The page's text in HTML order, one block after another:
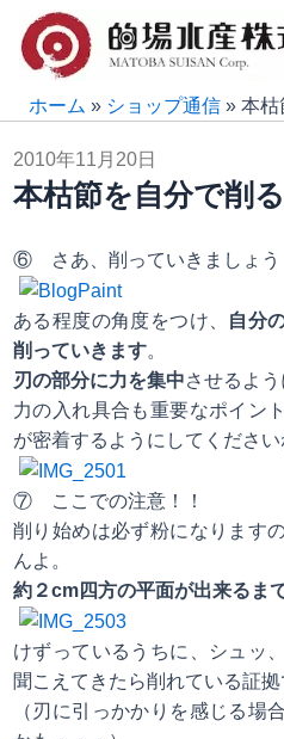
ッ
プ
ホーム » ショップ通信 » 本枯
2010年11月20日
本枯節を自分で削る
⑥ さあ、削っていきましょう
ある程度の角度をつけ、 自分
削っていきます。
刃の部分に力を集中させるよう
力の入れ具合も重要なポイン
が密着するようにしてください
⑦ ここでの注意！！
削り始めは必ず粉になります
んよ。
約２cm四方の平面が出来るま
けずっているうちに、シュッ
聞こえてきたら削れている証拠
（刃に引っかかりを感じる場